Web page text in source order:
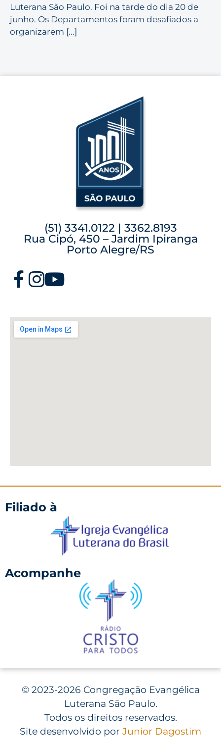
Luterana São Paulo. Foi na tarde do dia 20 de
junho. Os Departamentos foram desafiados a
organizarem [...]
(51) 3341.0122 | 3362.8193
Rua Cipó, 450 – Jardim Ipiranga
Porto Alegre/RS
Filiado à
Acompanhe
©2023-2026 Congregação Evangélica
Luterana São Paulo.
Todos os direitos reservados.
Site desenvolvido por Junior Dagostim